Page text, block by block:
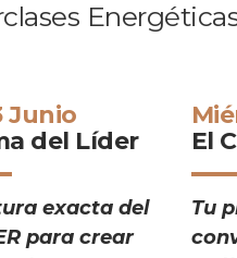
Junio
del Líder
exacta del
para crear
El
Tu